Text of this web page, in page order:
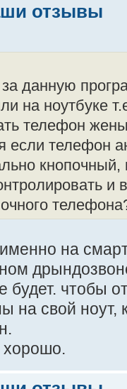
отзывы
данную
на ноутбуке
телефон
если телефон
кнопочный,
и
на
будет. чтобы
на свой ноут,
хорошо.